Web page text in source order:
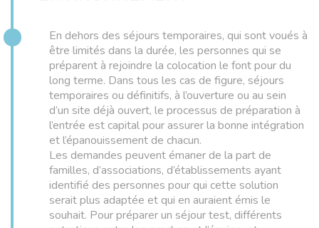
En dehors des séjours temporaires, qui sont voués à
être limités dans la durée, les personnes qui se
préparent à rejoindre la colocation le font pour du
long terme. Dans tous les cas de figure, séjours
temporaires ou définitifs, à l’ouverture ou au sein
d’un site déjà ouvert, le processus de préparation à
l’entrée est capital pour assurer la bonne intégration
et l’épanouissement de chacun.
Les demandes peuvent émaner de la part de
familles, d’associations, d’établissements ayant
identifié des personnes pour qui cette solution
serait plus adaptée et qui en auraient émis le
souhait. Pour préparer un séjour test, différents